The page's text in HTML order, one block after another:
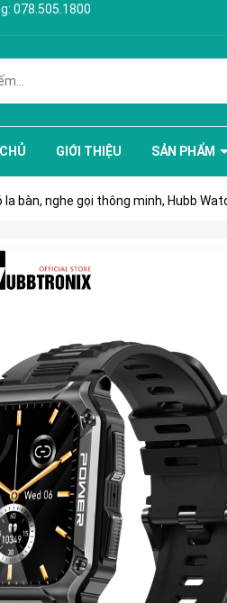
078.505.1800
GIỚI THIỆU SẢN PHẨM
bàn, nghe gọi thông minh, Hubb